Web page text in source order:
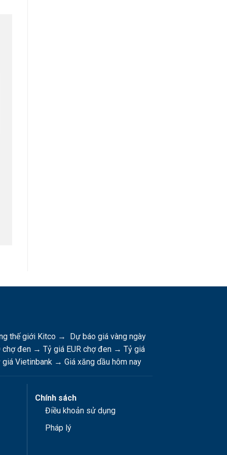
thế giới Kitco → Dự báo giá vàng ngày
chợ đen → Tỷ giá EUR chợ đen → Tỷ giá
giá Vietinbank → Giá xăng dầu hôm nay
Chính sách
Điều khoản sử dụng
Pháp lý